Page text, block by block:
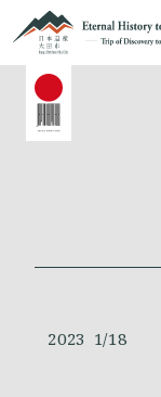
2023 1/18